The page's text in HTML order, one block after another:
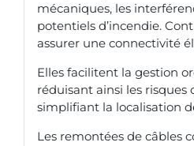
mécaniques, les
potentiels d’incendie.
assurer une connectivité
Elles facilitent la gestion
réduisant ainsi les
simplifiant la localisation
Les remontées de câbles